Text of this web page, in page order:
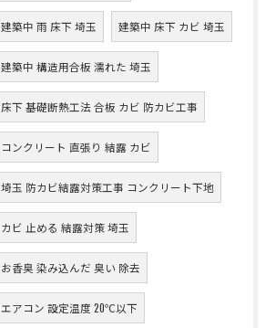
建築中 雨 床下 埼玉 建築中 床下 カビ 埼玉
建築中 構造用合板 濡れた 埼玉
床下 基礎断熱工法 合板 カビ 防カビ工事
コンクリート 直張り 結露 カビ
埼玉 防カビ結露対策工事 コンクリート下地
カビ 止める 結露対策 埼玉
お香臭 染み込んだ 臭い 除去
エアコン 設定温度 20℃以下